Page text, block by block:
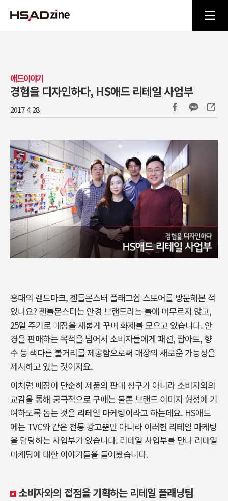
애드이야기
경험을 디자인하다, HS애드 리테일 사업부
2017. 4. 28.
홍대의 랜드마크, 젠틀몬스터 플래그쉽 스토어를 방문해본 적
있나요? 젠틀몬스터는 안경 브랜드라는 틀에 머무르지 않고,
25일 주기로 매장을 새롭게 꾸며 화제를 모으고 있습니다. 안
경을 판매하는 목적을 넘어서 소비자들에게 패션, 팝아트, 향
수 등 색다른 볼거리를 제공함으로써 매장의 새로운 가능성을
제시하고 있는 것이지요.
이처럼 매장이 단순히 제품의 판매 창구가 아니라 소비자와의
교감을 통해 궁극적으로 구매는 물론 브랜드 이미지 형성에 기
여하도록 돕는 것을 리테일 마케팅이라고 하는데요. HS애드
에는 TVC와 같은 전통 광고뿐만 아니라 이러한 리테일 마케팅
을 담당하는 사업부가 있습니다. 리테일 사업부를 만나 리테일
마케팅에 대한 이야기들을 들어봤습니다.
소비자와의 접점을 기획하는 리테일 플래닝팀